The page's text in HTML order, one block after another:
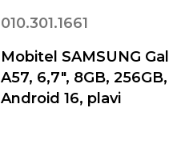
010.301.1661
Mobitel SAMSUNG
A57, 6,7", 8GB, 256GB,
Android 16, plavi